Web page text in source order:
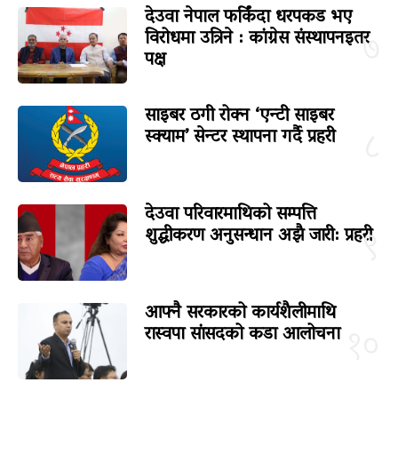
७
देउवा नेपाल फर्किंदा धरपकड भए
विरोधमा उत्रिने : कांग्रेस संस्थापनइतर
पक्ष
साइबर ठगी रोक्न ‘एन्टी साइबर
स्क्याम’ सेन्टर स्थापना गर्दै प्रहरी
९
देउवा परिवारमाथिको सम्पत्ति
शुद्धीकरण अनुसन्धान अझै जारी: प्रहरी
आफ्नै सरकारको कार्यशैलीमाथि
रास्वपा सांसदको कडा आलोचना